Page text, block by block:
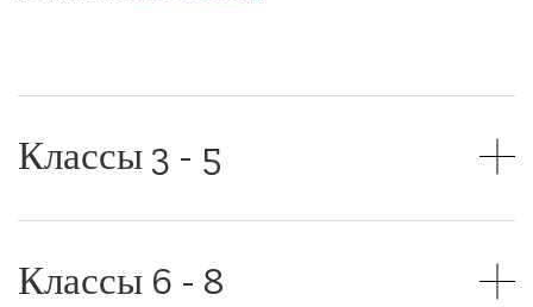
Классы 3 - 5
Классы 6 - 8